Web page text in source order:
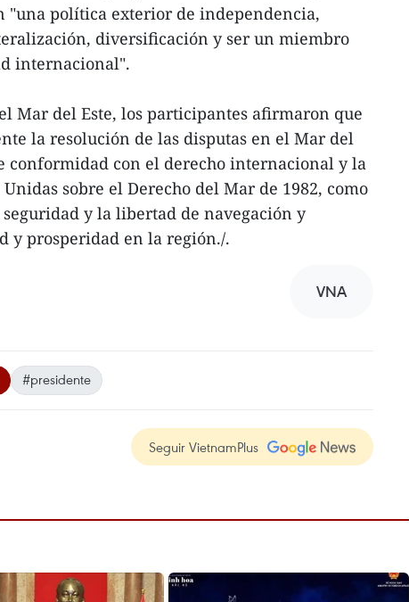
"una política exterior de independencia,
diversificación y ser un miembro
internacional".
Mar del Este, los participantes afirmaron que
la resolución de las disputas en el Mar del
conformidad con el derecho internacional y la
sobre el Derecho del Mar de 1982, como
y la libertad de navegación y
y prosperidad en la región./.
VNA
#presidente
Seguir VietnamPlus